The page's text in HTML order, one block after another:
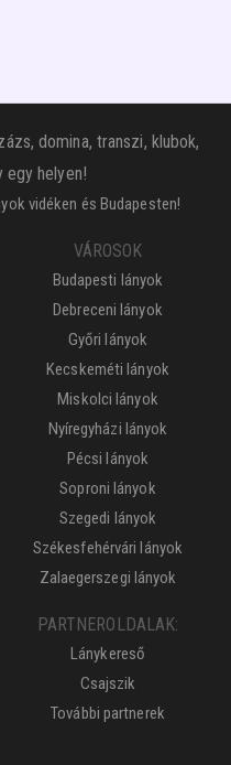
domina, transzi, klubok,
egy helyen!
vidéken és Budapesten!
VÁROSOK
Budapesti lányok
Debreceni lányok
Győri lányok
Kecskeméti lányok
Miskolci lányok
Nyíregyházi lányok
Pécsi lányok
Soproni lányok
Szegedi lányok
Székesfehérvári lányok
Zalaegerszegi lányok
PARTNEROLDALAK:
Lánykereső
Csajszik
További partnerek